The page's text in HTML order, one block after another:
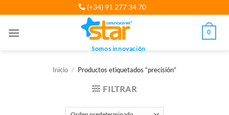
al
(+34) 91 277 34 70
Somos innovación
0
Inicio / Productos etiquetados “precisión”
FILTRAR